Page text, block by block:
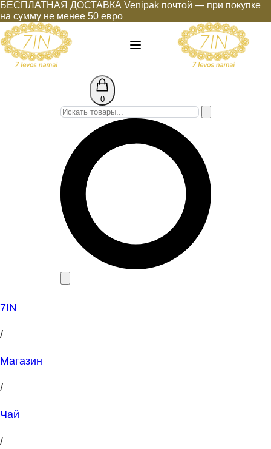
БЕСПЛАТНАЯ ДОСТАВКА Venipak почтой — при покупке
на сумму не менее 50 евро
0
7IN
/
Магазин
/
Чай
/